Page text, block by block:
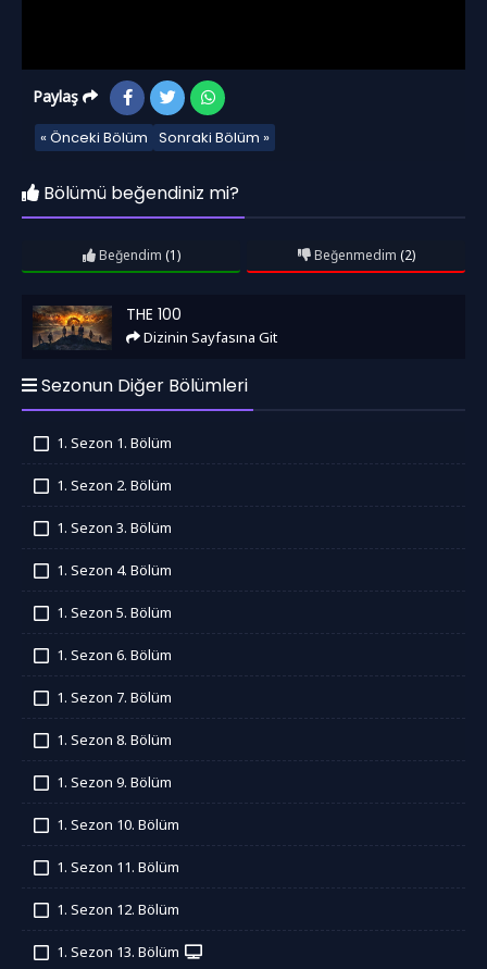
Paylaş
« Önceki Bölüm Sonraki Bölüm »
Bölümü beğendiniz mi?
Beğendim (1) Beğenmedim (2)
The 100 THE 100
Dizinin Sayfasına Git
Sezonun Diğer Bölümleri
1. Sezon 1. Bölüm
1. Sezon 2. Bölüm
1. Sezon 3. Bölüm
1. Sezon 4. Bölüm
1. Sezon 5. Bölüm
1. Sezon 6. Bölüm
1. Sezon 7. Bölüm
1. Sezon 8. Bölüm
1. Sezon 9. Bölüm
1. Sezon 10. Bölüm
1. Sezon 11. Bölüm
1. Sezon 12. Bölüm
1. Sezon 13. Bölüm